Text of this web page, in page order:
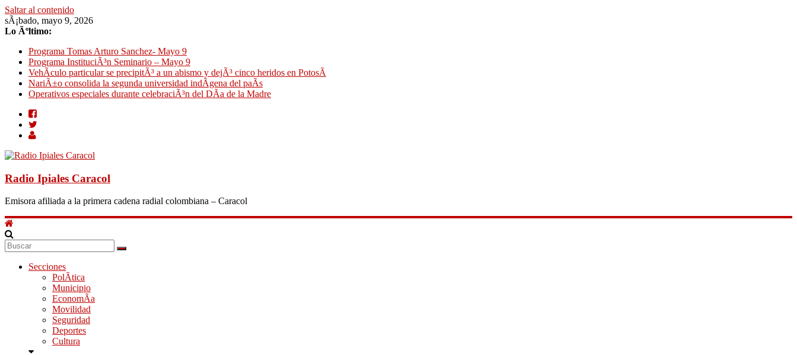
Saltar al contenido
sÃ¡bado, mayo 9, 2026
Lo Ãºltimo:
Programa Tomas Arturo Sanchez- Mayo 9
Programa InstituciÃ³n Seminario – Mayo 9
VehÃ­culo particular se precipitÃ³ a un abismo y dejÃ³ cinco heridos en PotosÃ­
NariÃ±o consolida la segunda universidad indÃ­gena del paÃ­s
Operativos especiales durante celebraciÃ³n del DÃ­a de la Madre
Radio Ipiales Caracol
Emisora afiliada a la primera cadena radial colombiana – Caracol
Secciones
PolÃ­tica
Municipio
EconomÃ­a
Movilidad
Seguridad
Deportes
Cultura